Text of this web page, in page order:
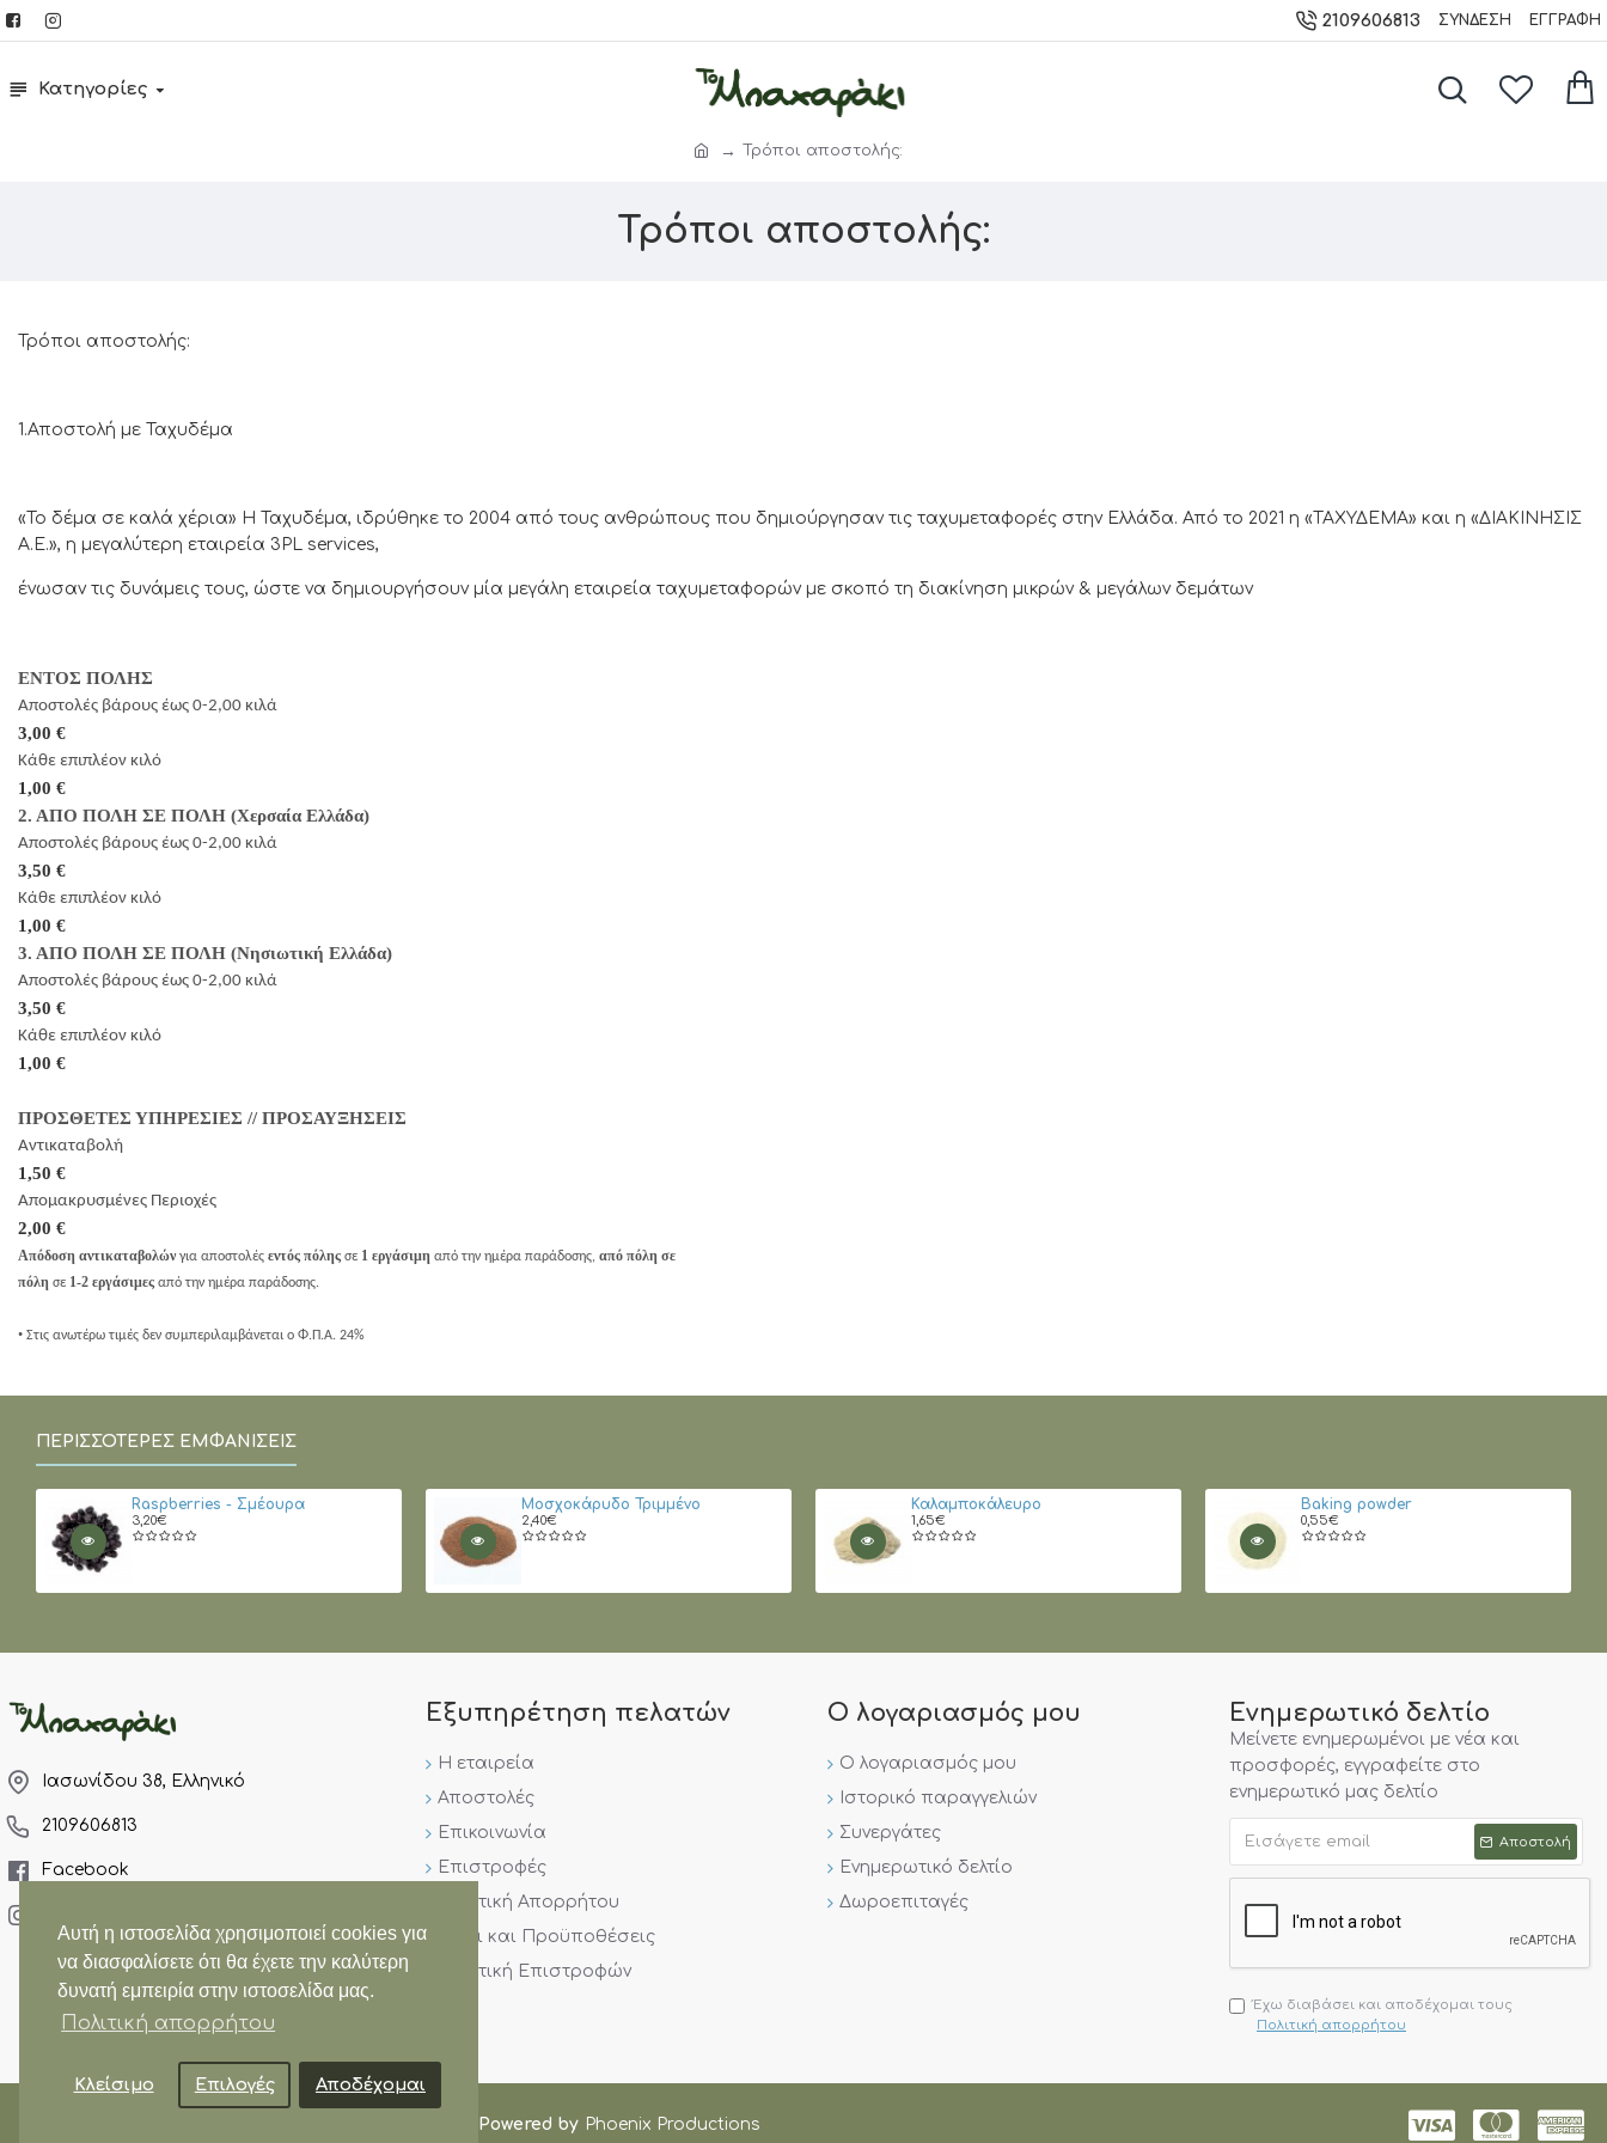
Αυτή η ιστοσελίδα χρησιμοποιεί cookies για
να διασφαλίσετε ότι θα έχετε την καλύτερη
δυνατή εμπειρία στην ιστοσελίδα μας.
Πολιτική απορρήτου
Κλείσιμο Επιλογές Αποδέχομαι
2109606813 ΣΎΝΔΕΣΗ ΕΓΓΡΑΦΉ
Κατηγορίες
Τρόποι αποστολής:
Τρόποι αποστολής:
Τρόποι αποστολής:
1.Αποστολή με Ταχυδέμα
«Το δέμα σε καλά χέρια» Η Ταχυδέμα, ιδρύθηκε το 2004 από τους ανθρώπους που δημιούργησαν τις ταχυμεταφορές στην Ελλάδα. Από το 2021 η «ΤΑΧΥΔΕΜΑ» και η «ΔΙΑΚΙΝΗΣΙΣ
Α.Ε.», η μεγαλύτερη εταιρεία 3PL services,
ένωσαν τις δυνάμεις τους, ώστε να δημιουργήσουν μία μεγάλη εταιρεία ταχυμεταφορών με σκοπό τη διακίνηση μικρών & μεγάλων δεμάτων
ΕΝΤΟΣ ΠΟΛΗΣ
Αποστολές βάρους έως 0-2,00 κιλά
3,00 €
Κάθε επιπλέον κιλό
1,00 €
2. ΑΠΟ ΠΟΛΗ ΣΕ ΠΟΛΗ (Χερσαία Ελλάδα)
Αποστολές βάρους έως 0-2,00 κιλά
3,50 €
Κάθε επιπλέον κιλό
1,00 €
3. ΑΠΟ ΠΟΛΗ ΣΕ ΠΟΛΗ (Νησιωτική Ελλάδα)
Αποστολές βάρους έως 0-2,00 κιλά
3,50 €
Κάθε επιπλέον κιλό
1,00 €
ΠΡΟΣΘΕΤΕΣ ΥΠΗΡΕΣΙΕΣ // ΠΡΟΣΑΥΞΗΣΕΙΣ
Αντικαταβολή
1,50 €
Απομακρυσμένες Περιοχές
2,00 €
Απόδοση αντικαταβολώνγια αποστολές εντός πόλης σε 1 εργάσιμη από την ημέρα παράδοσης, από πόλη σε
πόλη σε 1-2 εργάσιμες από την ημέρα παράδοσης.
• Στις ανωτέρω τιμές δεν συμπεριλαμβάνεται ο Φ.Π.Α. 24%
ΠΕΡΙΣΣΌΤΕΡΕΣ ΕΜΦΑΝΊΣΕΙΣ
Raspberries - Σμέουρα
3,20€
Μοσχοκάρυδο Τριμμένο
2,40€
Καλαμποκάλευρο
1,65€
Baking powder
0,55€
Ιασωνίδου 38, Ελληνικό
2109606813
Facebook
Εξυπηρέτηση πελατών
Η εταιρεία
Αποστολές
Επικοινωνία
Επιστροφές
Πολιτική Απορρήτου
Όροι και Προϋποθέσεις
Πολιτική Επιστροφών
Ο λογαριασμός μου
Ο λογαριασμός μου
Ιστορικό παραγγελιών
Συνεργάτες
Ενημερωτικό δελτίο
Δωροεπιταγές
Ενημερωτικό δελτίο
Μείνετε ενημερωμένοι με νέα και
προσφορές, εγγραφείτε στο
ενημερωτικό μας δελτίο
Αποστολή
Έχω διαβάσει και αποδέχομαι τους
Πολιτική απορρήτου
Copyright © 2024 Mpaxaraki | All Rights Reserved. | Powered by Phoenix Productions